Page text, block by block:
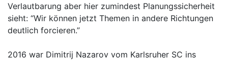
Verlautbarung aber hier zumindest Planungssicherheit
sieht: “Wir können jetzt Themen in andere Richtungen
deutlich forcieren.”
2016 war Dimitrij Nazarov vom Karlsruher SC ins